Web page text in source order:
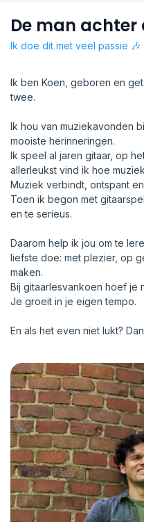
De man
Ik doe dit met veel passie 🎶
Ik ben Koen, geboren en
twee.
Ik hou van muziekavonden
mooiste herinneringen.
Ik speel al jaren gitaar, op
allerleukst vind ik hoe
Muziek verbindt, ontspant
Toen ik begon met
en te serieus.
Daarom help ik jou om te
liefste doe: met plezier, op
maken.
Bij gitaarlesvankoen hoef je
Je groeit in je eigen tempo.
En als het even niet lukt?